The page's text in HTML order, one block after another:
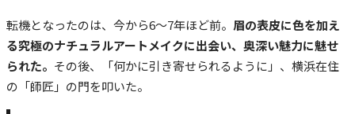
転機となったのは、今から6～7年ほど前。 眉の表皮に色を加え
る究極のナチュラルアートメイクに出会い、奥深い魅力に魅せ
られた。 その後、「何かに引き寄せられるように」、横浜在住
の「師匠」の門を叩いた。